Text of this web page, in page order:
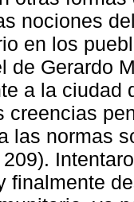
nociones
en los
de Gerardo
a la ciudad
creencias
las normas
209).
finalmente